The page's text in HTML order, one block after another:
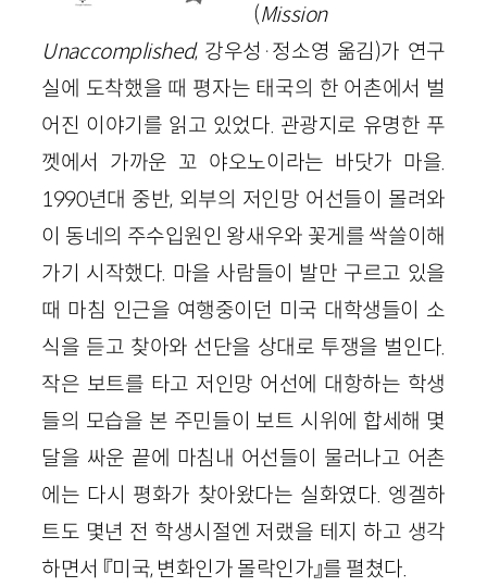
(Mission
Unaccomplished, 강우성·정소영 옮김)가 연구
실에 도착했을 때 평자는 태국의 한 어촌에서 벌
어진 이야기를 읽고 있었다. 관광지로 유명한 푸
껫에서 가까운 꼬 야오노이라는 바닷가 마을.
1990년대 중반, 외부의 저인망 어선들이 몰려와
이 동네의 주수입원인 왕새우와 꽃게를 싹쓸이해
가기 시작했다. 마을 사람들이 발만 구르고 있을
때 마침 인근을 여행중이던 미국 대학생들이 소
식을 듣고 찾아와 선단을 상대로 투쟁을 벌인다.
작은 보트를 타고 저인망 어선에 대항하는 학생
들의 모습을 본 주민들이 보트 시위에 합세해 몇
달을 싸운 끝에 마침내 어선들이 물러나고 어촌
에는 다시 평화가 찾아왔다는 실화였다. 엥겔하
트도 몇년 전 학생시절엔 저랬을 테지 하고 생각
하면서 『미국, 변화인가 몰락인가』를 펼쳤다.